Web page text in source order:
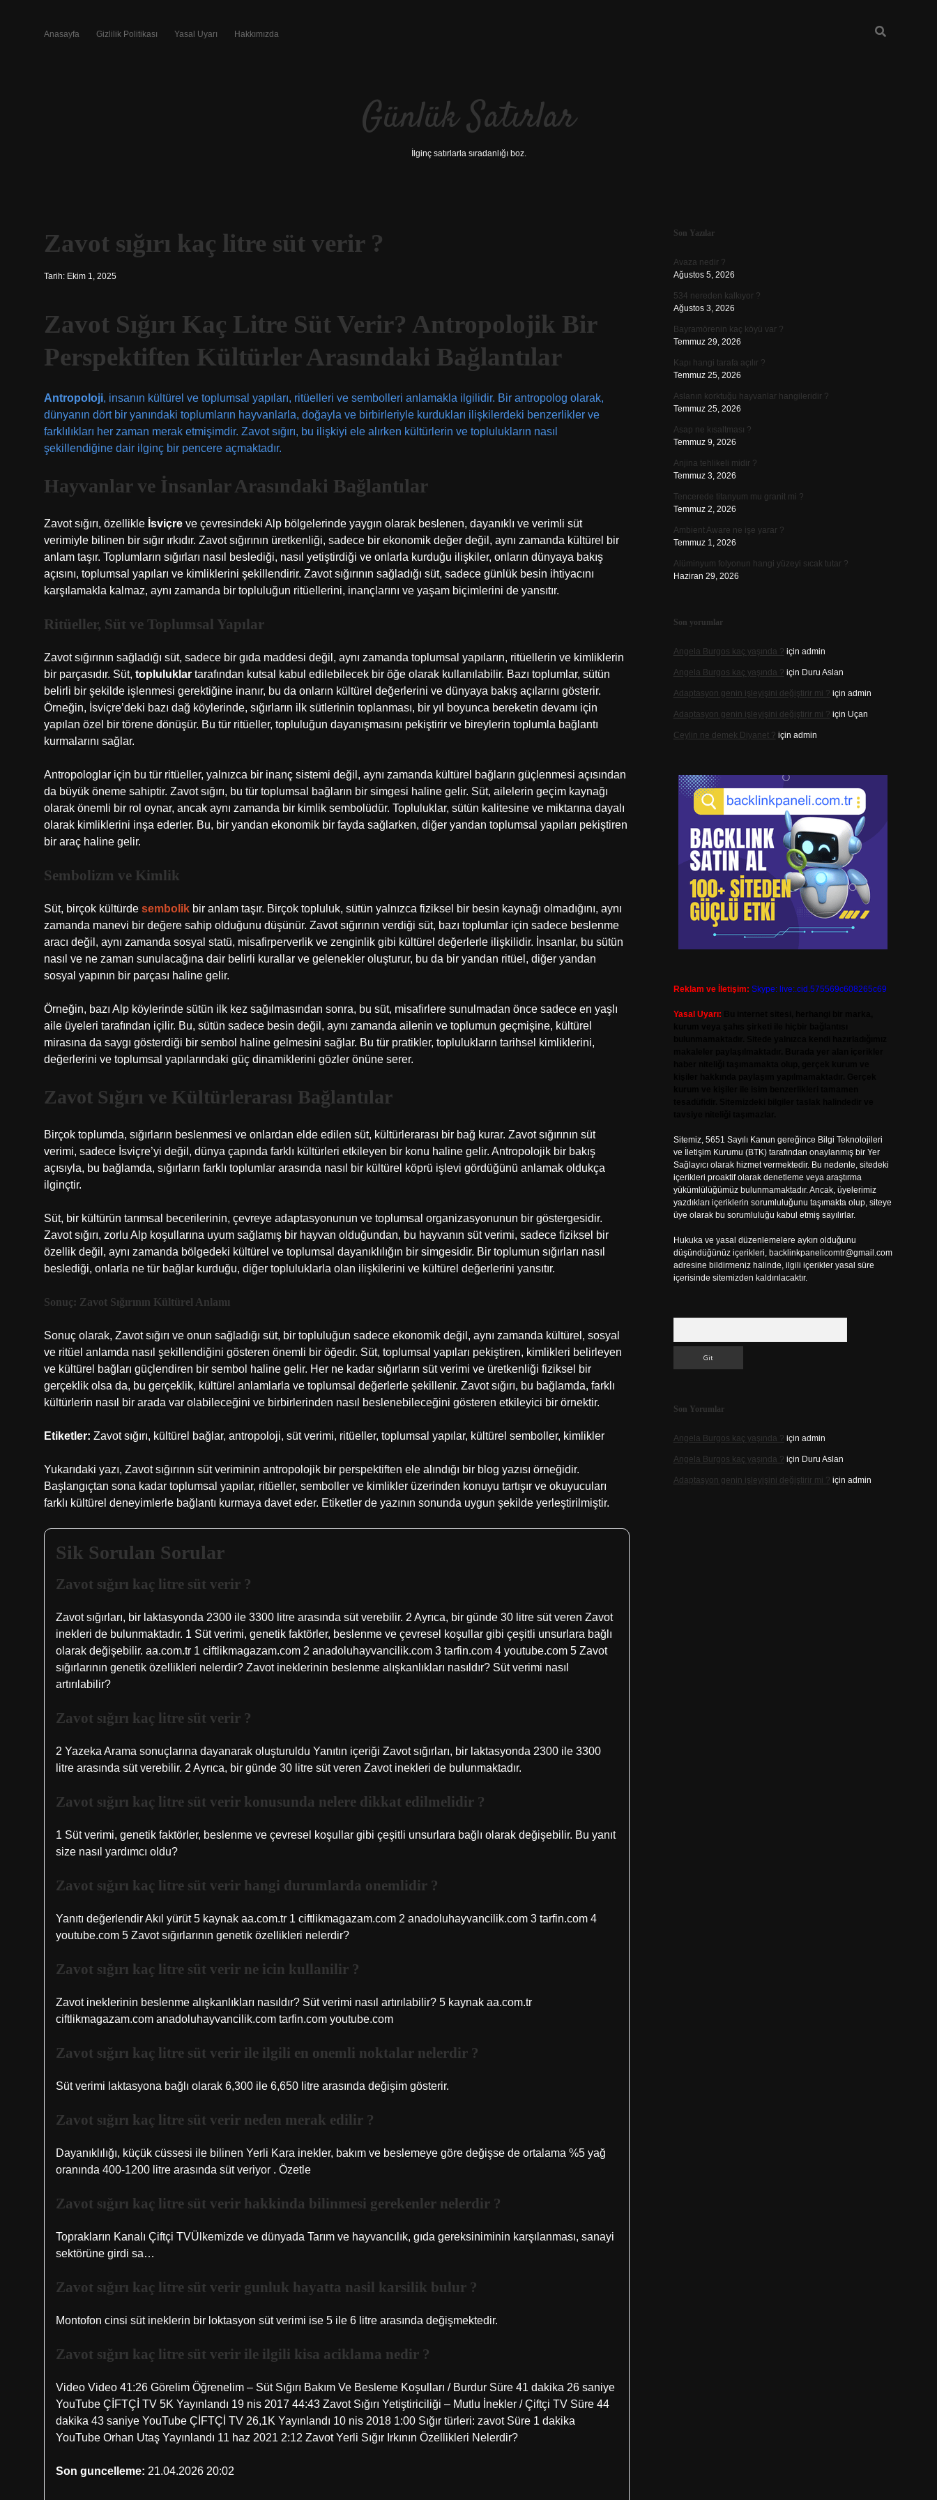
Anasayfa Gizlilik Politikası Yasal Uyarı Hakkımızda
Günlük Satırlar
İlginç satırlarla sıradanlığı boz.
Zavot sığırı kaç litre süt verir ?
Tarih: Ekim 1, 2025
Zavot Sığırı Kaç Litre Süt Verir? Antropolojik Bir
Perspektiften Kültürler Arasındaki Bağlantılar
Antropoloji, insanın kültürel ve toplumsal yapıları, ritüelleri ve sembolleri anlamakla ilgilidir. Bir antropolog olarak,
dünyanın dört bir yanındaki toplumların hayvanlarla, doğayla ve birbirleriyle kurdukları ilişkilerdeki benzerlikler ve
farklılıkları her zaman merak etmişimdir. Zavot sığırı, bu ilişkiyi ele alırken kültürlerin ve toplulukların nasıl
şekillendiğine dair ilginç bir pencere açmaktadır.
Hayvanlar ve İnsanlar Arasındaki Bağlantılar
Zavot sığırı, özellikle İsviçre ve çevresindeki Alp bölgelerinde yaygın olarak beslenen, dayanıklı ve verimli süt
verimiyle bilinen bir sığır ırkıdır. Zavot sığırının üretkenliği, sadece bir ekonomik değer değil, aynı zamanda kültürel bir
anlam taşır. Toplumların sığırları nasıl beslediği, nasıl yetiştirdiği ve onlarla kurduğu ilişkiler, onların dünyaya bakış
açısını, toplumsal yapıları ve kimliklerini şekillendirir. Zavot sığırının sağladığı süt, sadece günlük besin ihtiyacını
karşılamakla kalmaz, aynı zamanda bir topluluğun ritüellerini, inançlarını ve yaşam biçimlerini de yansıtır.
Ritüeller, Süt ve Toplumsal Yapılar
Zavot sığırının sağladığı süt, sadece bir gıda maddesi değil, aynı zamanda toplumsal yapıların, ritüellerin ve kimliklerin
bir parçasıdır. Süt, topluluklar tarafından kutsal kabul edilebilecek bir öğe olarak kullanılabilir. Bazı toplumlar, sütün
belirli bir şekilde işlenmesi gerektiğine inanır, bu da onların kültürel değerlerini ve dünyaya bakış açılarını gösterir.
Örneğin, İsviçre’deki bazı dağ köylerinde, sığırların ilk sütlerinin toplanması, bir yıl boyunca bereketin devamı için
yapılan özel bir törene dönüşür. Bu tür ritüeller, topluluğun dayanışmasını pekiştirir ve bireylerin toplumla bağlantı
kurmalarını sağlar.
Antropologlar için bu tür ritüeller, yalnızca bir inanç sistemi değil, aynı zamanda kültürel bağların güçlenmesi açısından
da büyük öneme sahiptir. Zavot sığırı, bu tür toplumsal bağların bir simgesi haline gelir. Süt, ailelerin geçim kaynağı
olarak önemli bir rol oynar, ancak aynı zamanda bir kimlik sembolüdür. Topluluklar, sütün kalitesine ve miktarına dayalı
olarak kimliklerini inşa ederler. Bu, bir yandan ekonomik bir fayda sağlarken, diğer yandan toplumsal yapıları pekiştiren
bir araç haline gelir.
Sembolizm ve Kimlik
Süt, birçok kültürde sembolik bir anlam taşır. Birçok topluluk, sütün yalnızca fiziksel bir besin kaynağı olmadığını, aynı
zamanda manevi bir değere sahip olduğunu düşünür. Zavot sığırının verdiği süt, bazı toplumlar için sadece beslenme
aracı değil, aynı zamanda sosyal statü, misafirperverlik ve zenginlik gibi kültürel değerlerle ilişkilidir. İnsanlar, bu sütün
nasıl ve ne zaman sunulacağına dair belirli kurallar ve gelenekler oluşturur, bu da bir yandan ritüel, diğer yandan
sosyal yapının bir parçası haline gelir.
Örneğin, bazı Alp köylerinde sütün ilk kez sağılmasından sonra, bu süt, misafirlere sunulmadan önce sadece en yaşlı
aile üyeleri tarafından içilir. Bu, sütün sadece besin değil, aynı zamanda ailenin ve toplumun geçmişine, kültürel
mirasına da saygı gösterdiği bir sembol haline gelmesini sağlar. Bu tür pratikler, toplulukların tarihsel kimliklerini,
değerlerini ve toplumsal yapılarındaki güç dinamiklerini gözler önüne serer.
Zavot Sığırı ve Kültürlerarası Bağlantılar
Birçok toplumda, sığırların beslenmesi ve onlardan elde edilen süt, kültürlerarası bir bağ kurar. Zavot sığırının süt
verimi, sadece İsviçre’yi değil, dünya çapında farklı kültürleri etkileyen bir konu haline gelir. Antropolojik bir bakış
açısıyla, bu bağlamda, sığırların farklı toplumlar arasında nasıl bir kültürel köprü işlevi gördüğünü anlamak oldukça
ilginçtir.
Süt, bir kültürün tarımsal becerilerinin, çevreye adaptasyonunun ve toplumsal organizasyonunun bir göstergesidir.
Zavot sığırı, zorlu Alp koşullarına uyum sağlamış bir hayvan olduğundan, bu hayvanın süt verimi, sadece fiziksel bir
özellik değil, aynı zamanda bölgedeki kültürel ve toplumsal dayanıklılığın bir simgesidir. Bir toplumun sığırları nasıl
beslediği, onlarla ne tür bağlar kurduğu, diğer topluluklarla olan ilişkilerini ve kültürel değerlerini yansıtır.
Sonuç: Zavot Sığırının Kültürel Anlamı
Sonuç olarak, Zavot sığırı ve onun sağladığı süt, bir topluluğun sadece ekonomik değil, aynı zamanda kültürel, sosyal
ve ritüel anlamda nasıl şekillendiğini gösteren önemli bir öğedir. Süt, toplumsal yapıları pekiştiren, kimlikleri belirleyen
ve kültürel bağları güçlendiren bir sembol haline gelir. Her ne kadar sığırların süt verimi ve üretkenliği fiziksel bir
gerçeklik olsa da, bu gerçeklik, kültürel anlamlarla ve toplumsal değerlerle şekillenir. Zavot sığırı, bu bağlamda, farklı
kültürlerin nasıl bir arada var olabileceğini ve birbirlerinden nasıl beslenebileceğini gösteren etkileyici bir örnektir.
Etiketler: Zavot sığırı, kültürel bağlar, antropoloji, süt verimi, ritüeller, toplumsal yapılar, kültürel semboller, kimlikler
Yukarıdaki yazı, Zavot sığırının süt veriminin antropolojik bir perspektiften ele alındığı bir blog yazısı örneğidir.
Başlangıçtan sona kadar toplumsal yapılar, ritüeller, semboller ve kimlikler üzerinden konuyu tartışır ve okuyucuları
farklı kültürel deneyimlerle bağlantı kurmaya davet eder. Etiketler de yazının sonunda uygun şekilde yerleştirilmiştir.
Sik Sorulan Sorular
Zavot sığırı kaç litre süt verir ?
Zavot sığırları, bir laktasyonda 2300 ile 3300 litre arasında süt verebilir. 2 Ayrıca, bir günde 30 litre süt veren Zavot
inekleri de bulunmaktadır. 1 Süt verimi, genetik faktörler, beslenme ve çevresel koşullar gibi çeşitli unsurlara bağlı
olarak değişebilir. aa.com.tr 1 ciftlikmagazam.com 2 anadoluhayvancilik.com 3 tarfin.com 4 youtube.com 5 Zavot
sığırlarının genetik özellikleri nelerdir? Zavot ineklerinin beslenme alışkanlıkları nasıldır? Süt verimi nasıl
artırılabilir?
Zavot sığırı kaç litre süt verir ?
2 Yazeka Arama sonuçlarına dayanarak oluşturuldu Yanıtın içeriği Zavot sığırları, bir laktasyonda 2300 ile 3300
litre arasında süt verebilir. 2 Ayrıca, bir günde 30 litre süt veren Zavot inekleri de bulunmaktadır.
Zavot sığırı kaç litre süt verir konusunda nelere dikkat edilmelidir ?
1 Süt verimi, genetik faktörler, beslenme ve çevresel koşullar gibi çeşitli unsurlara bağlı olarak değişebilir. Bu yanıt
size nasıl yardımcı oldu?
Zavot sığırı kaç litre süt verir hangi durumlarda onemlidir ?
Yanıtı değerlendir Akıl yürüt 5 kaynak aa.com.tr 1 ciftlikmagazam.com 2 anadoluhayvancilik.com 3 tarfin.com 4
youtube.com 5 Zavot sığırlarının genetik özellikleri nelerdir?
Zavot sığırı kaç litre süt verir ne icin kullanilir ?
Zavot ineklerinin beslenme alışkanlıkları nasıldır? Süt verimi nasıl artırılabilir? 5 kaynak aa.com.tr
ciftlikmagazam.com anadoluhayvancilik.com tarfin.com youtube.com
Zavot sığırı kaç litre süt verir ile ilgili en onemli noktalar nelerdir ?
Süt verimi laktasyona bağlı olarak 6,300 ile 6,650 litre arasında değişim gösterir.
Zavot sığırı kaç litre süt verir neden merak edilir ?
Dayanıklılığı, küçük cüssesi ile bilinen Yerli Kara inekler, bakım ve beslemeye göre değişse de ortalama %5 yağ
oranında 400-1200 litre arasında süt veriyor . Özetle
Zavot sığırı kaç litre süt verir hakkinda bilinmesi gerekenler nelerdir ?
Toprakların Kanalı Çiftçi TVÜlkemizde ve dünyada Tarım ve hayvancılık, gıda gereksiniminin karşılanması, sanayi
sektörüne girdi sa…
Zavot sığırı kaç litre süt verir gunluk hayatta nasil karsilik bulur ?
Montofon cinsi süt ineklerin bir loktasyon süt verimi ise 5 ile 6 litre arasında değişmektedir.
Zavot sığırı kaç litre süt verir ile ilgili kisa aciklama nedir ?
Video Video 41:26 Görelim Öğrenelim – Süt Sığırı Bakım Ve Besleme Koşulları / Burdur Süre 41 dakika 26 saniye
YouTube ÇİFTÇİ TV 5K Yayınlandı 19 nis 2017 44:43 Zavot Sığırı Yetiştiriciliği – Mutlu İnekler / Çiftçi TV Süre 44
dakika 43 saniye YouTube ÇİFTÇİ TV 26,1K Yayınlandı 10 nis 2018 1:00 Sığır türleri: zavot Süre 1 dakika
YouTube Orhan Utaş Yayınlandı 11 haz 2021 2:12 Zavot Yerli Sığır Irkının Özellikleri Nelerdir?
Son guncelleme: 21.04.2026 20:02
Sidebar
Son Yazılar
Avaza nedir ?
Ağustos 5, 2026
534 nereden kalkıyor ?
Ağustos 3, 2026
Bayramörenin kaç köyü var ?
Temmuz 29, 2026
Kapı hangi tarafa açılır ?
Temmuz 25, 2026
Aslanın korktuğu hayvanlar hangileridir ?
Temmuz 25, 2026
Asap ne kısaltması ?
Temmuz 9, 2026
Anjina tehlikeli midir ?
Temmuz 3, 2026
Tencerede titanyum mu granit mi ?
Temmuz 2, 2026
Ambient Aware ne işe yarar ?
Temmuz 1, 2026
Alüminyum folyonun hangi yüzeyi sıcak tutar ?
Haziran 29, 2026
Son yorumlar
Angela Burgos kaç yaşında ? için admin
Angela Burgos kaç yaşında ? için Duru Aslan
Adaptasyon genin işleyişini değiştirir mi ? için admin
Adaptasyon genin işleyişini değiştirir mi ? için Uçan
Ceylin ne demek Diyanet ? için admin
Reklam ve İletişim: Skype: live:.cid.575569c608265c69
Yasal Uyarı:
Sitemiz, 5651 Sayılı Kanun gereğince Bilgi Teknolojileri
ve İletişim Kurumu (BTK) tarafından onaylanmış bir Yer
Sağlayıcı olarak hizmet vermektedir. Bu nedenle, sitedeki
içerikleri proaktif olarak denetleme veya araştırma
yükümlülüğümüz bulunmamaktadır. Ancak, üyelerimiz
yazdıkları içeriklerin sorumluluğunu taşımakta olup, siteye
üye olarak bu sorumluluğu kabul etmiş sayılırlar.
Hukuka ve yasal düzenlemelere aykırı olduğunu
düşündüğünüz içerikleri, backlinkpanelicomtr@gmail.com
adresine bildirmeniz halinde, ilgili içerikler yasal süre
içerisinde sitemizden kaldırılacaktır.
Son Yorumlar
Angela Burgos kaç yaşında ? için admin
Angela Burgos kaç yaşında ? için Duru Aslan
Adaptasyon genin işleyişini değiştirir mi ? için admin